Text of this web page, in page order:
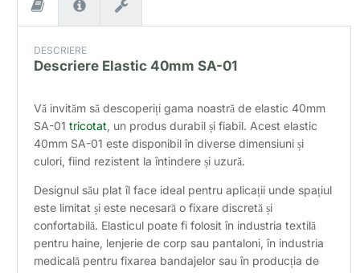
DESCRIERE
Descriere Elastic 40mm SA-01
Vă invităm să descoperiți gama noastră de elastic 40mm
SA-01tricotat, un produs durabil și fiabil. Acest elastic
40mm SA-01 este disponibil în diverse dimensiuni și
culori, fiind rezistent la întindere și uzură.
Designul său plat îl face ideal pentru aplicații unde spațiul
este limitat și este necesară o fixare discretă și
confortabilă. Elasticul poate fi folosit în industria textilă
pentru haine, lenjerie de corp sau pantaloni, în industria
medicală pentru fixarea bandajelor sau în producția de